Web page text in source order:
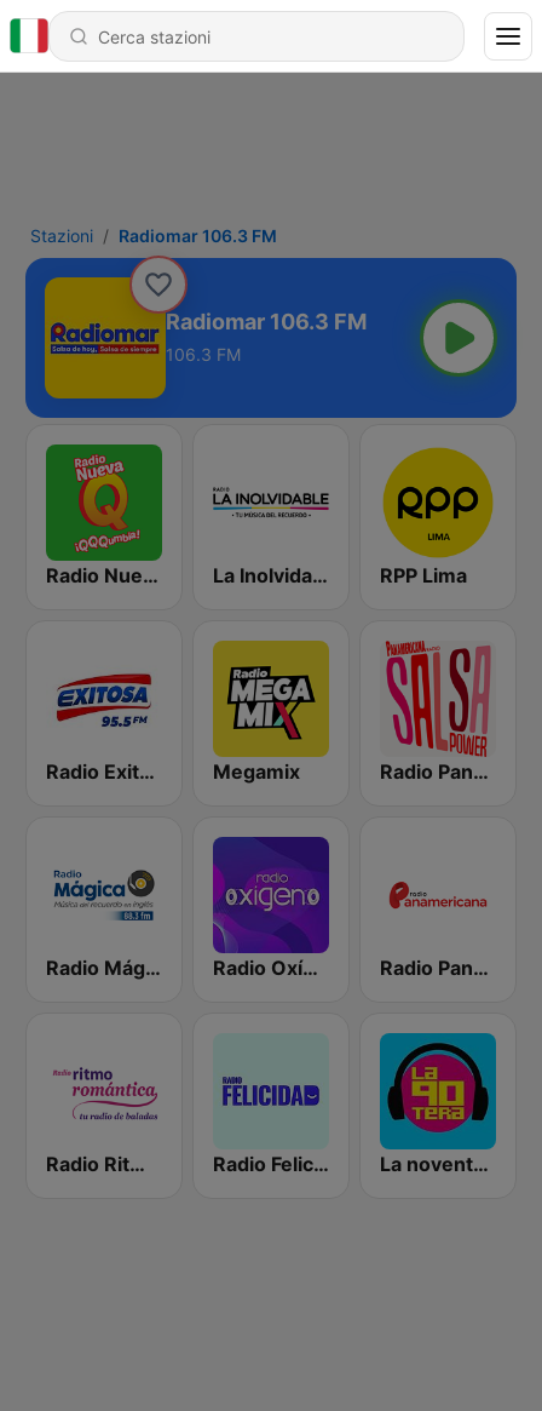
Stazioni Radiomar 106.3 FM
Radiomar 106.3 FM
106.3 FM
Radio Nueva Q La Inolvidable RPP Lima
Radio Exitosa Megamix Radio Panamericana - Salsa Power
Radio Mágica 88.3 FM Radio Oxígeno Radio Panamericana
Radio Ritmo Romántica Radio Felicidad La noventera